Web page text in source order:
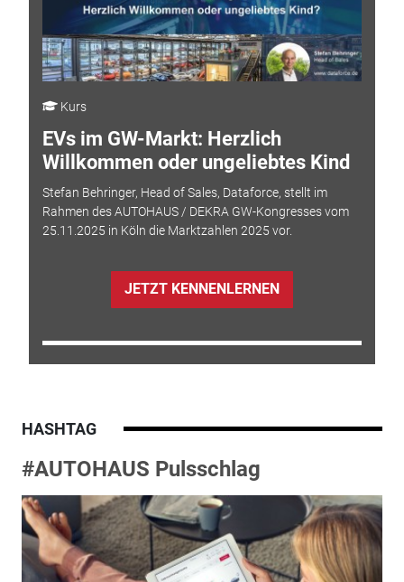
Kurs
EVs im GW-Markt: Herzlich
Willkommen oder ungeliebtes Kind
Stefan Behringer, Head of Sales, Dataforce, stellt im
Rahmen des AUTOHAUS / DEKRA GW-Kongresses vom
25.11.2025 in Köln die Marktzahlen 2025 vor.
JETZT KENNENLERNEN
HASHTAG
#AUTOHAUS Pulsschlag